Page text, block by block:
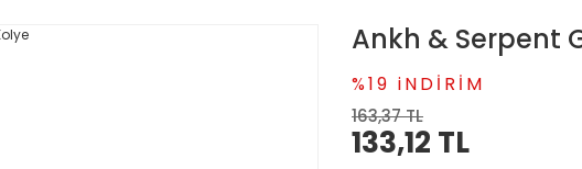
Ankh & Serpent
%19 iNDİRİM
163,37 TL
133,12 TL